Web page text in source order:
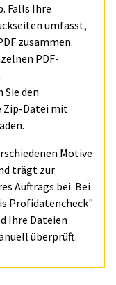
Falls Ihre
umfasst,
zusammen.
PDF-
den
Zip-Datei mit
Motive
trägt zur
Auftrags bei. Bei
Profidatencheck"
Ihre Dateien
überprüft.